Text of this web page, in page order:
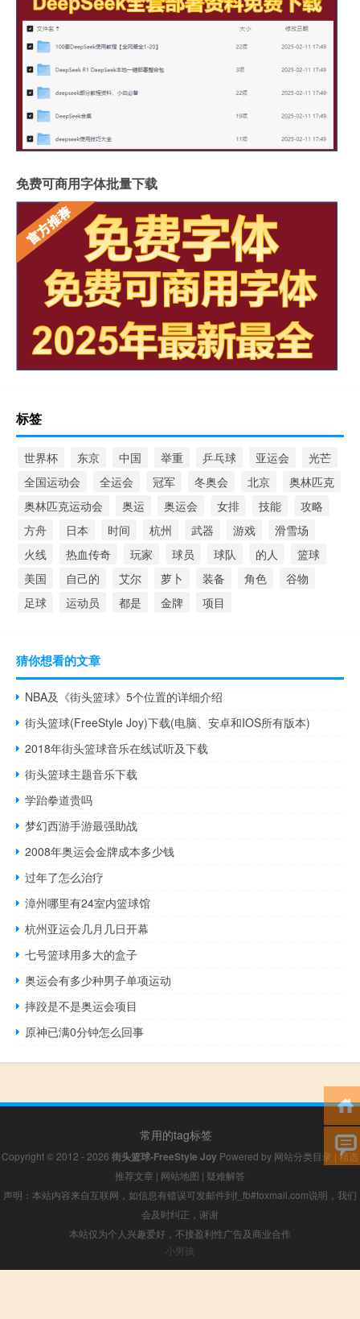
免费可商用字体批量下载
标签
世界杯 东京 中国 举重 乒乓球 亚运会
光芒
全国运动会
全运会 冠军 冬奥会 北京
奥林匹克
奥林匹克运动会
奥运 奥运会 女排 技能
攻略
方舟
日本 时间 杭州 武器 游戏
滑雪场
火线
热血传奇 玩家 球员 球队 的人
篮球
美国
自己的 艾尔 萝卜 装备 角色
谷物
足球
运动员 都是 金牌 项目
猜你想看的文章
NBA及《街头篮球》5个位置的详细介绍
街头篮球(FreeStyle Joy)下载(电脑、安卓和IOS所有版本)
2018年街头篮球音乐在线试听及下载
街头篮球主题音乐下载
学跆拳道贵吗
梦幻西游手游最强助战
2008年奥运会金牌成本多少钱
过年了怎么治疗
漳州哪里有24室内篮球馆
杭州亚运会几月几日开幕
七号篮球用多大的盒子
奥运会有多少种男子单项运动
摔跤是不是奥运会项目
原神已满0分钟怎么回事
常用的tag标签
Copyright © 2012 - 2026 街头篮球-FreeStyle Joy Powered by 网站分类目录 | 精选
推荐文章 | 网站地图 | 疑难解答
声明：本站内容来自互联网，如信息有错误可发邮件到f_fb#foxmail.com说明，我们
会及时纠正，谢谢
本站仅为个人兴趣爱好，不接盈利性广告及商业合作
小男孩